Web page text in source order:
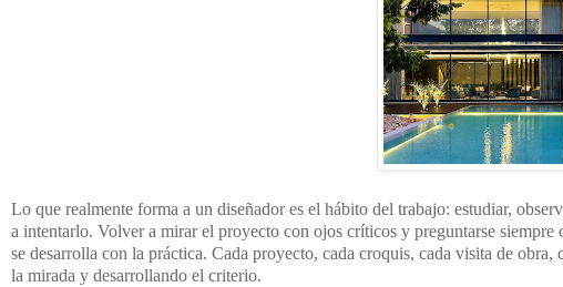
Lo que realmente forma a un diseñador es el hábito del trabajo: estudiar,
a intentarlo. Volver a mirar el proyecto con ojos críticos y preguntarse
se desarrolla con la práctica. Cada proyecto, cada croquis, cada visita de
la mirada y desarrollando el criterio.